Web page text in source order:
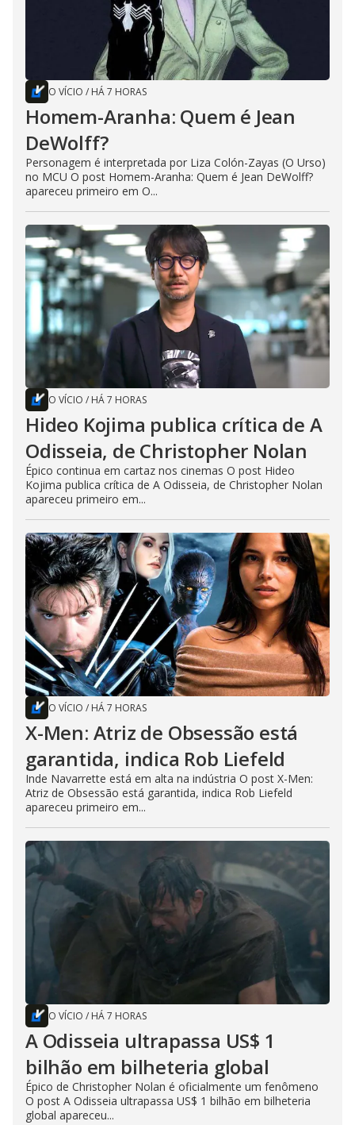
O VÍCIO / HÁ 7 HORAS
Homem-Aranha: Quem é Jean
DeWolff?
Personagem é interpretada por Liza Colón-Zayas (O Urso)
no MCU O post Homem-Aranha: Quem é Jean DeWolff?
apareceu primeiro em O...
O VÍCIO / HÁ 7 HORAS
Hideo Kojima publica crítica de A
Odisseia, de Christopher Nolan
Épico continua em cartaz nos cinemas O post Hideo
Kojima publica crítica de A Odisseia, de Christopher Nolan
apareceu primeiro em...
O VÍCIO / HÁ 7 HORAS
X-Men: Atriz de Obsessão está
garantida, indica Rob Liefeld
Inde Navarrette está em alta na indústria O post X-Men:
Atriz de Obsessão está garantida, indica Rob Liefeld
apareceu primeiro em...
O VÍCIO / HÁ 7 HORAS
A Odisseia ultrapassa US$ 1
bilhão em bilheteria global
Épico de Christopher Nolan é oficialmente um fenômeno
O post A Odisseia ultrapassa US$ 1 bilhão em bilheteria
global apareceu...